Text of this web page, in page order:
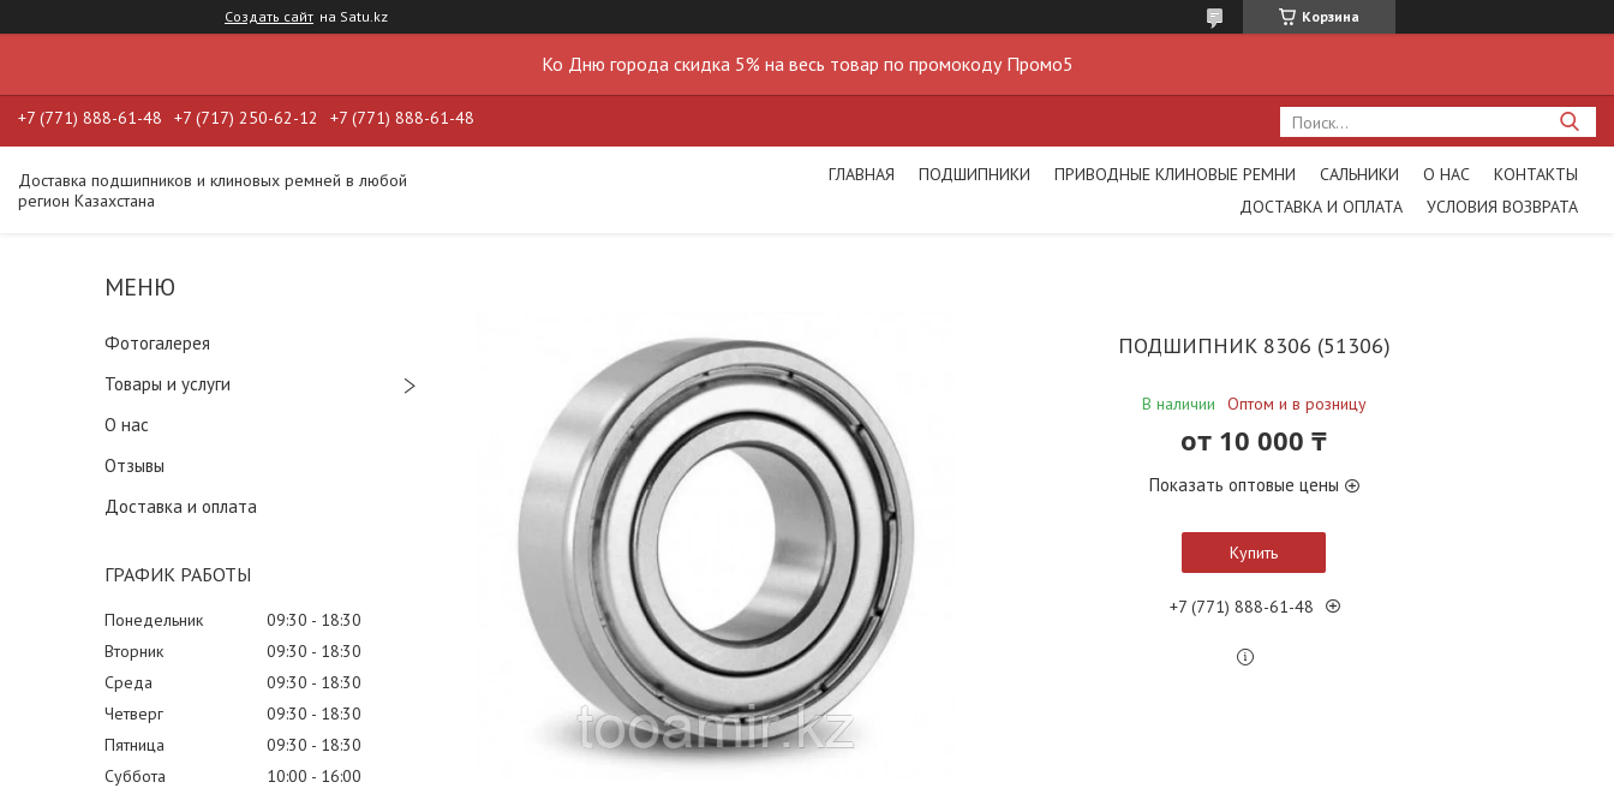
Создать сайт на Satu.kz Корзина
Ко Дню города скидка 5% на весь товар по промокоду Промо5
+7 (771) 888-61-48 +7 (717) 250-62-12 +7 (771) 888-61-48
Доставка подшипников и клиновых ремней в любой
регион Казахстана
ГЛАВНАЯ ПОДШИПНИКИ ПРИВОДНЫЕ КЛИНОВЫЕ РЕМНИ САЛЬНИКИ О НАС
КОНТАКТЫ
ДОСТАВКА И ОПЛАТА
УСЛОВИЯ ВОЗВРАТА
Фотогалерея
Товары и услуги
О нас
Отзывы
Доставка и оплата
ГРАФИК РАБОТЫ
Понедельник 09:30
18:30
Вторник
09:30
18:30
Среда
09:30
18:30
Четверг
09:30
18:30
Пятница
09:30
18:30
Суббота
10:00
16:00
ПОДШИПНИК 8306 (51306)
В наличии Оптом и в розницу
от 10 000 ₸
Показать оптовые цены
Купить
+7 (771) 888-61-48